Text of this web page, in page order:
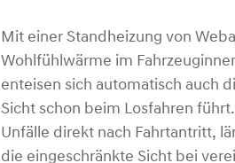
Mit einer Standheizung von
Wohlfühlwärme im
enteisen sich automatisch auch
Sicht schon beim Losfahren
Unfälle direkt nach Fahrtantritt,
die eingeschränkte Sicht bei